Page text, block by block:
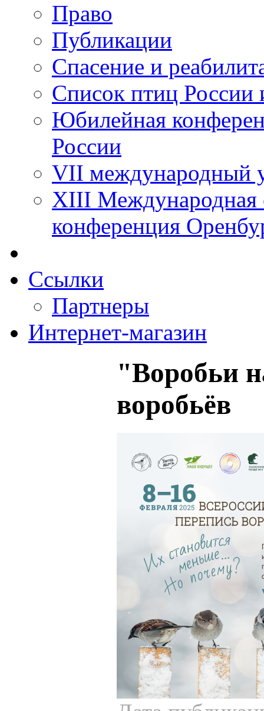
Право
Публикации
Спасение и
Список птиц России
Юбилейная
России
VII международный
XIII Международная
конференция
Ссылки
Партнеры
Интернет-магазин
"Воробьи
воробьёв